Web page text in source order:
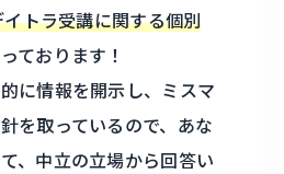
イトラ受講に関する個別
ております！
的に情報を開示し、ミスマ
を取っているので、あな
、中立の立場から回答い